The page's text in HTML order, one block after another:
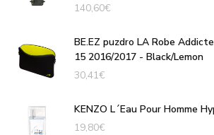
140,60€
BE.EZ puzdro LA Robe
15 2016/2017 - Black/Lemon
30,41€
KENZO L´Eau Pour Homme
19,80€